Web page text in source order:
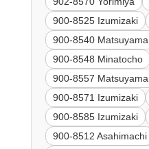
900-8525 Izumizaki
900-8540 Matsuyama
900-8548 Minatocho
900-8557 Matsuyama
900-8571 Izumizaki
900-8585 Izumizaki
900-8512 Asahimachi